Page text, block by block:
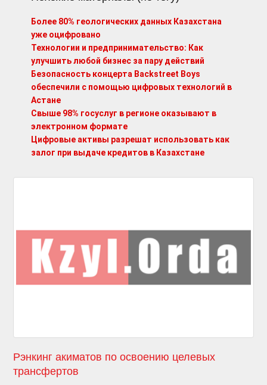
Более 80% геологических данных Казахстана
уже оцифровано
Технологии и предпринимательство: Как
улучшить любой бизнес за пару действий
Безопасность концерта Backstreet Boys
обеспечили с помощью цифровых технологий в
Астане
Свыше 98% госуслуг в регионе оказывают в
электронном формате
Цифровые активы разрешат использовать как
залог при выдаче кредитов в Казахстане
Рэнкинг акиматов по освоению целевых
трансфертов